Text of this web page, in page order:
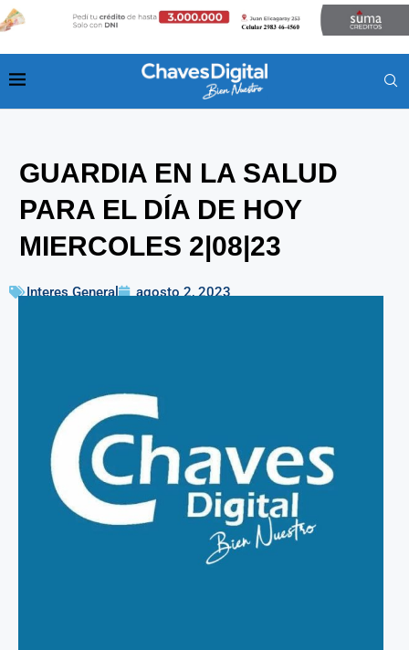
GUARDIA EN LA SALUD
PARA EL DÍA DE HOY
MIERCOLES 2|08|23
Interes General agosto 2, 2023